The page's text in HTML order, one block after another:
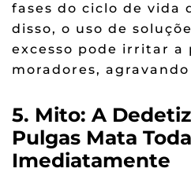
fases do ciclo de vida
disso, o uso de
excesso pode irritar a
moradores,
5. Mito: A
Pulgas Mata
Imediatamente